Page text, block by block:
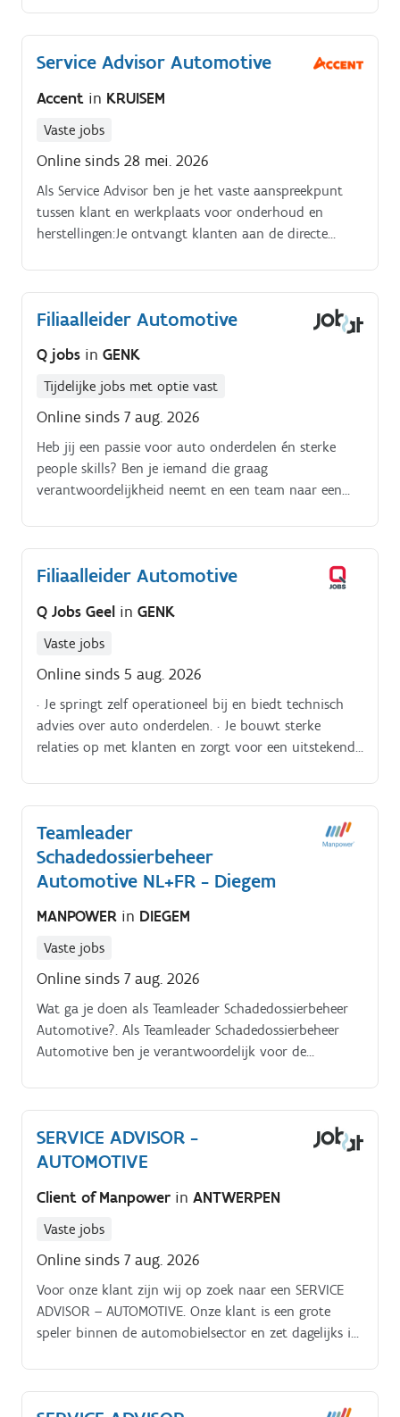
Service Advisor Automotive
Accent in KRUISEM
Vaste jobs
Online sinds 28 mei. 2026
Als Service Advisor ben je het vaste aanspreekpunt
tussen klant en werkplaats voor onderhoud en
herstellingen:Je ontvangt klanten aan de directe
kwaliteitsvolle intake. Je plant afspraken in voor
onderhoud of herstellingen, telefonisch of ter plaatse.
Filiaalleider Automotive
Q jobs in GENK
Tijdelijke jobs met optie vast
Online sinds 7 aug. 2026
Heb jij een passie voor auto onderdelen én sterke
people skills? Ben je iemand die graag
verantwoordelijkheid neemt en een team naar een
Filiaalleider Automotive
Q Jobs Geel in GENK
Vaste jobs
Online sinds 5 aug. 2026
· Je springt zelf operationeel bij en biedt technisch
advies over auto onderdelen. · Je bouwt sterke
relaties op met klanten en zorgt voor een uitstekende
Teamleader
Schadedossierbeheer
Automotive NL+FR - Diegem
MANPOWER in DIEGEM
Vaste jobs
Online sinds 7 aug. 2026
Wat ga je doen als Teamleader Schadedossierbeheer
Automotive?. Als Teamleader Schadedossierbeheer
Automotive ben je verantwoordelijk voor de
verwerking van schadedossiers Je zorgt voor een
efficiënte organisatie van de afdeling, bewaakt de
kwaliteit van de dienstverlening en ondersteunt jouw
takenpakket bestaat uit:. Leiden, coachen en
motiveren van een team van schadebeheerders
productiviteitsdoelstellingen Uitvoeren van
evaluatiegesprekken, performance management en
personeelsopvolging Organiseren van de dagelijkse
werking, verlofplanning en capaciteitsbeheer
schadedossiers en klachten Analyseren en
optimaliseren van processen en procedures Opstellen
SERVICE ADVISOR -
AUTOMOTIVE
Client of Manpower in ANTWERPEN
Vaste jobs
Online sinds 7 aug. 2026
Voor onze klant zijn wij op zoek naar een SERVICE
ADVISOR – AUTOMOTIVE. Onze klant is een grote
speler binnen de automobielsector en zet dagelijks in